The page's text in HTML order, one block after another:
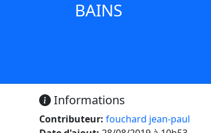
BAINS
Informations
Contributeur: fouchard jean-paul